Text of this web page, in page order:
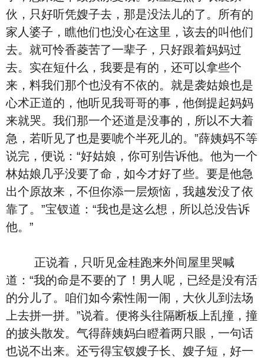
伙，只好听凭嫂子去，那是没法儿的了。所有的
家人婆子，瞧他们也没心在这里，该去的叫他们
去。就可怜香菱苦了一辈子，只好跟着妈妈过
去。实在短什么，我要是有的，还可以拿些个
来，料我们那个也没有不依的。就是袭姑娘也是
心术正道的，他听见我哥哥的事，他倒提起妈妈
来就哭。我们那一个还道是没事的，所以不大着
急，若听见了也是要唬个半死儿的。”薛姨妈不等
说完，便说：“好姑娘，你可别告诉他。他为一个
林姑娘几乎没要了命，如今才好了些。要是他急
出个原故来，不但你添一层烦恼，我越发没了依
靠了。”宝钗道：“我也是这么想，所以总没告诉
他。”
正说着，只听见金桂跑来外间屋里哭喊
道：“我的命是不要的了！男人呢，已经是没有活
的分儿了。咱们如今索性闹一闹，大伙儿到法场
上去拼一拼。”说着。便将头往隔断板上乱撞，撞
的披头散发。气得薛姨妈白瞪着两只眼，一句话
也说不出来。还亏得宝钗嫂子长、嫂子短，好一